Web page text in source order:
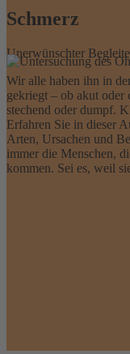
Schmerz
Unerwünschter
Wir alle haben ihn in
gekriegt – ob akut oder
stechend oder dumpf.
Erfahren Sie in dieser
Arten, Ursachen und
immer die Menschen,
kommen. Sei es, weil